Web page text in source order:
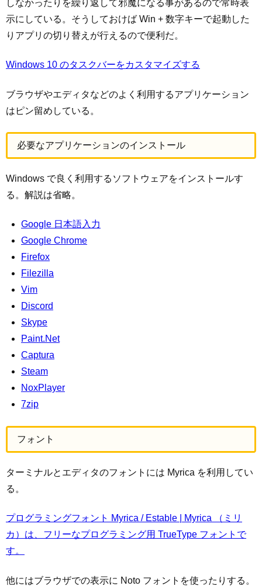
しなかったりを繰り返して邪魔になる事があるので常時表
示にしている。そうしておけば Win + 数字キーで起動した
りアプリの切り替えが行えるので便利だ。
Windows 10 のタスクバーをカスタマイズする
ブラウザやエディタなどのよく利用するアプリケーション
はピン留めしている。
必要なアプリケーションのインストール
Windows で良く利用するソフトウェアをインストールす
る。解説は省略。
Google 日本語入力
Google Chrome
Firefox
Filezilla
Vim
Discord
Skype
Paint.Net
Captura
Steam
NoxPlayer
7zip
フォント
ターミナルとエディタのフォントには Myrica を利用してい
る。
プログラミングフォント Myrica / Estable | Myrica （ミリ
カ）は、フリーなプログラミング用 TrueType フォントで
す。
他にはブラウザでの表示に Noto フォントを使ったりする。